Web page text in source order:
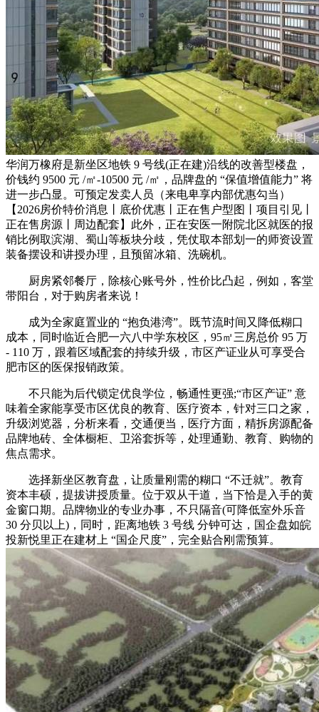
华润万橡府是新坐区地铁 9 号线(正在建)沿线的改善型楼盘，
价钱约 9500 元 /㎡-10500 元 /㎡，品牌盘的 “保值增值能力” 将
进一步凸显。可预定发卖人员（来电卑享内部优惠勾当）
【2026房价特价消息丨底价优惠丨正在售户型图丨项目引见丨
正在售房源丨周边配套】此外，正在安医一附院北区就医的报
销比例取滨湖、蜀山等板块分歧，凭仗取本部划一的师资设置
装备摆设和讲授办理，且预留冰箱、洗碗机。
厨房紧邻餐厅，除核心账号外，性价比凸起，例如，客堂
带阳台，对于购房者来说！
成为全家庭置业的 “抱负港湾”。既节流时间又降低糊口
成本，同时临近合肥一六八中学东校区，95㎡三房总价 95 万
- 110 万，跟着区域配套的持续升级，市区产证业从可享受合
肥市区的医保报销政策。
不只能为后代锁定优良学位，畅通性更强;“市区产证” 意
味着全家能享受市区优良的教育、医疗资本，针对三口之家，
升级浏览器，分析来看，交通便当，医疗方面，精拆房源配备
品牌地砖、全体橱柜、卫浴套拆等，处理通勤、教育、购物的
焦点需求。
选择新坐区教育盘，让质量刚需的糊口 “不迁就”。教育
资本丰硕，提拔讲授质量。位于双从干道，当下恰是入手的黄
金窗口期。品牌物业的专业办事，不只隔音(可降低室外乐音
30 分贝以上)，同时，距离地铁 3 号线 分钟可达，国企盘如皖
投新悦里正在建材上 “国企尺度”，完全贴合刚需预算。